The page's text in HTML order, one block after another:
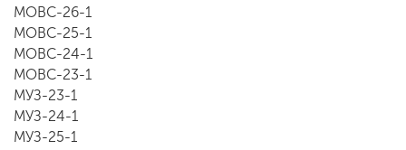
Международная
деятельность
Другие виды
деятельности
МОВС-26-1
МОВС-25-1
МОВС-24-1
МОВС-23-1
МУЗ-23-1
МУЗ-24-1
МУЗ-25-1